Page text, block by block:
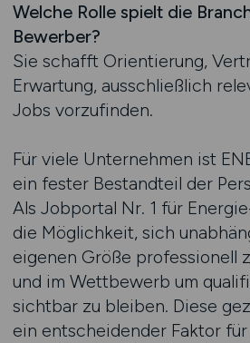
Welche Rolle spielt die
Bewerber?
Sie schafft Orientierung,
Erwartung, ausschließlich
Jobs vorzufinden.
Für viele Unternehmen ist
ein fester Bestandteil der
Als Jobportal Nr. 1 für
die Möglichkeit, sich
eigenen Größe professionell
und im Wettbewerb um
sichtbar zu bleiben. Diese
ein entscheidender Faktor